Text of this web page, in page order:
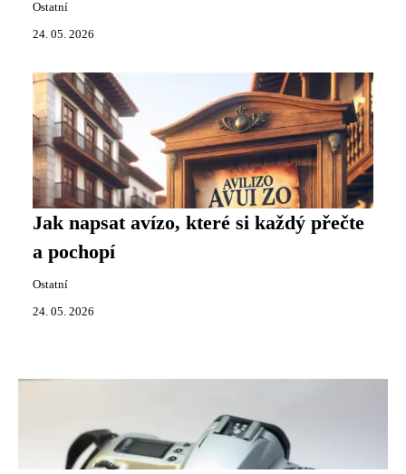
Ostatní
24. 05. 2026
Jak napsat avízo, které si každý přečte
a pochopí
Ostatní
24. 05. 2026